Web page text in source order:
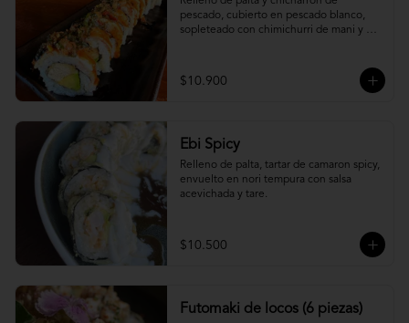
pescado, cubierto en pescado blanco,
sopleteado con chimichurri de mani y
$10.900
Ebi Spicy
Relleno de palta, tartar de camaron spicy,
envuelto en nori tempura con salsa
acevichada y tare.
$10.500
Futomaki de locos (6 piezas)